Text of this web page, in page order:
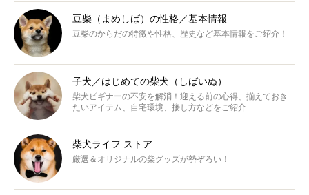
豆柴（まめしば）の性格／基本情報
豆柴のからだの特徴や性格、歴史など基本情報をご紹介！
子犬／はじめての柴犬（しばいぬ）
柴犬ビギナーの不安を解消！迎える前の心得、揃えておき
たいアイテム、自宅環境、接し方などをご紹介
柴犬ライフ ストア
厳選＆オリジナルの柴グッズが勢ぞろい！